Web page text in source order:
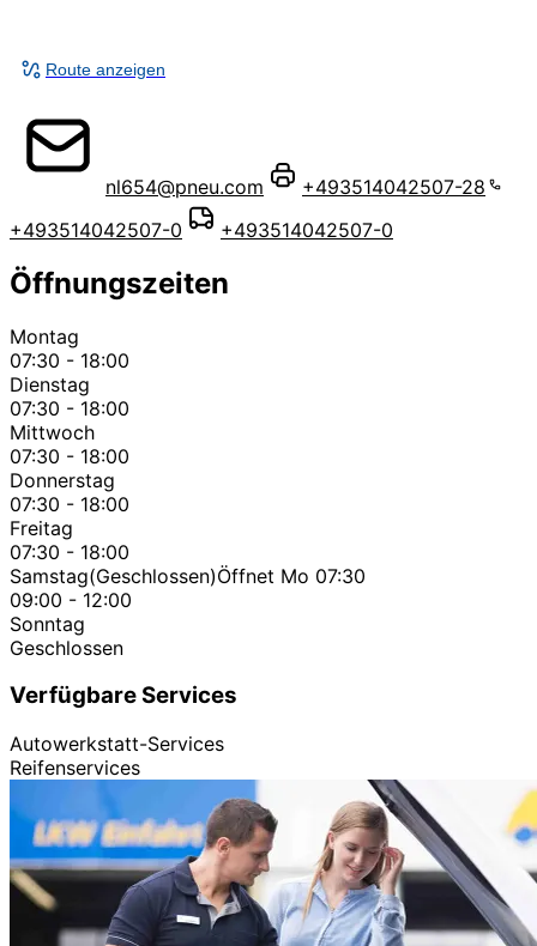
Route anzeigen
nl654@pneu.com
+493514042507-28
+493514042507-0
+493514042507-0
Öffnungszeiten
Montag
07:30 - 18:00
Dienstag
07:30 - 18:00
Mittwoch
07:30 - 18:00
Donnerstag
07:30 - 18:00
Freitag
07:30 - 18:00
Samstag(Geschlossen)Öffnet Mo 07:30
09:00 - 12:00
Sonntag
Geschlossen
Verfügbare Services
Autowerkstatt-Services
Reifenservices